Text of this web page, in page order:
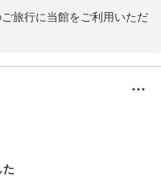
笑
旅行に当館をご利用いただ
したお部屋で快適にお過ご
いたしました。また、愛犬
めのお言葉をいただき、あ
りの励みでございます。ま